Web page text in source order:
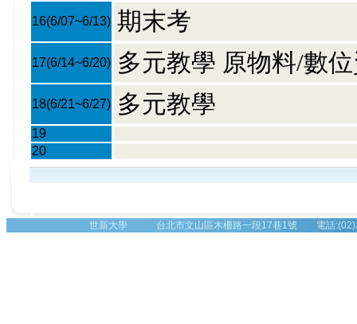
16(6/07~6/13) 期末考
17(6/14~6/20) 多元教學 原物料/數
18(6/21~6/27) 多元教學
19
20
世新大學 台北市文山區木柵路一段17巷1號 電話